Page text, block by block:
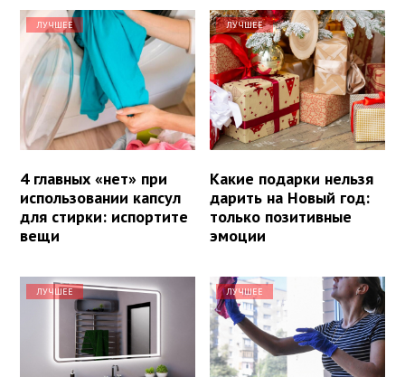
ЛУЧШЕЕ
4 главных «нет» при
использовании капсул
для стирки: испортите
вещи
ЛУЧШЕЕ
Какие подарки нельзя
дарить на Новый год:
только позитивные
эмоции
ЛУЧШЕЕ ЛУЧШЕЕ